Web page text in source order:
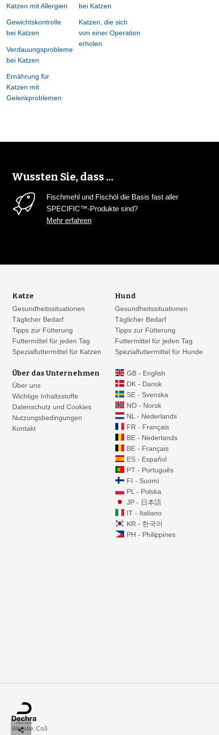
share
41
Katzen mit Allergien
Gewichtskontrolle
bei Katzen
Verdauungsprobleme
bei Katzen
Ernährung für
Katzen mit
Gelenkproblemen
bei Katzen
Katzen, die sich
von einer Operation
erholen
Wussten Sie, dass ...
Fischmehl und Fischöl die Basis fast aller
SPECIFIC™-Produkte sind?
Mehr erfahren
Katze
Gesundheitssituationen
Täglicher Bedarf
Tipps zur Fütterung
Futtermittel für jeden Tag
Spezialfuttermittel für Katzen
Hund
Gesundheitssituationen
Täglicher Bedarf
Tipps zur Fütterung
Futtermittel für jeden Tag
Spezialfuttermittel für Hunde
Über das Unternehmen
Über uns
Wichtige Inhaltsstoffe
Datenschutz und Cookies
Nutzungsbedingungen
Kontakt
GB - English
DK - Dansk
SE - Svenska
NO - Norsk
NL - Nederlands
FR - Français
BE - Nederlands
BE - Français
ES - Español
PT - Português
FI - Suomi
PL - Polska
JP - 日本語
IT - Italiano
KR - 한국어
PH - Philippines
Website: Co3